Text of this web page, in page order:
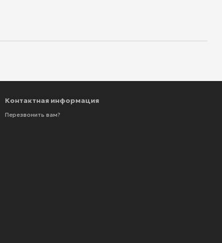
Контактная информация
Перезвонить вам?